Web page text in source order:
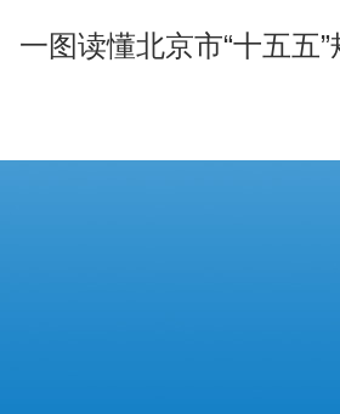
一图读懂北京市“十五五